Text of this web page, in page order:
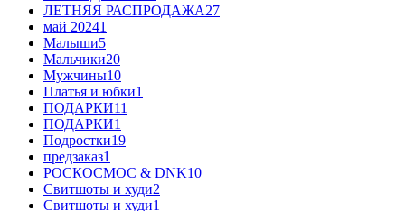
ЛЕТНЯЯ РАСПРОДАЖА27
май 20241
Малыши5
Мальчики20
Мужчины10
Платья и юбки1
ПОДАРКИ11
ПОДАРКИ1
Подростки19
предзаказ1
РОСКОСМОС & DNK10
Свитшоты и худи2
Свитшоты и худи1